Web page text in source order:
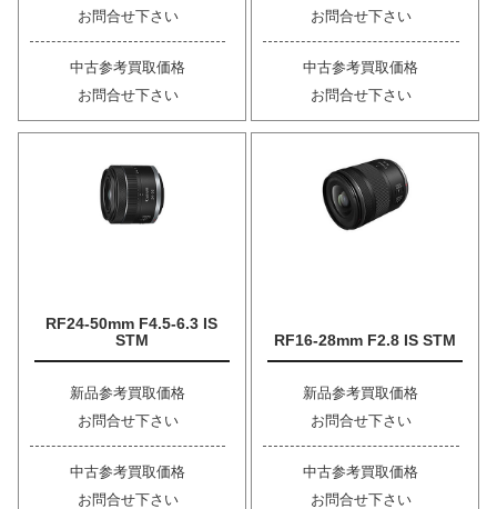
お問合せ下さい
中古参考買取価格
お問合せ下さい
お問合せ下さい
中古参考買取価格
お問合せ下さい
RF24-50mm F4.5-6.3 IS
STM
新品参考買取価格
お問合せ下さい
中古参考買取価格
お問合せ下さい
RF16-28mm F2.8 IS STM
新品参考買取価格
お問合せ下さい
中古参考買取価格
お問合せ下さい